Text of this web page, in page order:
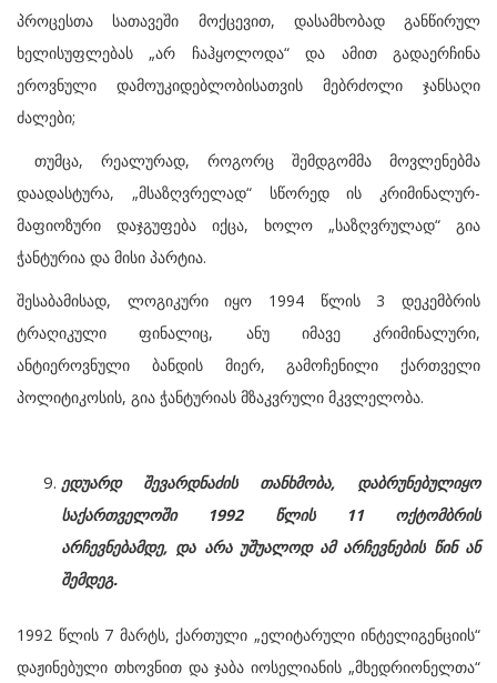
პროცესთა სათავეში მოქცევით, დასამხობად განწირულ
ხელისუფლებას „არ ჩაჰყოლოდა“ და ამით გადაერჩინა
ეროვნული დამოუკიდებლობისათვის მებრძოლი ჯანსაღი
ძალები;
თუმცა, რეალურად, როგორც შემდგომმა მოვლენებმა
დაადასტურა, „მსაზღვრელად“ სწორედ ის კრიმინალურ-
მაფიოზური დაჯგუფება იქცა, ხოლო „საზღვრულად“ გია
ჭანტურია და მისი პარტია.
შესაბამისად, ლოგიკური იყო 1994 წლის 3 დეკემბრის
ტრაღიკული ფინალიც, ანუ იმავე კრიმინალური,
ანტიეროვნული ბანდის მიერ, გამოჩენილი ქართველი
პოლიტიკოსის, გია ჭანტურიას მზაკვრული მკვლელობა.
ედუარდ შევარდნაძის თანხმობა, დაბრუნებულიყო
საქართველოში 1992 წლის 11 ოქტომბრის
არჩევნებამდე, და არა უშუალოდ ამ არჩევნების წინ ან
შემდეგ.
1992 წლის 7 მარტს, ქართული „ელიტარული ინტელიგენციის“
დაჟინებული თხოვნით და ჯაბა იოსელიანის „მხედრიონელთა“